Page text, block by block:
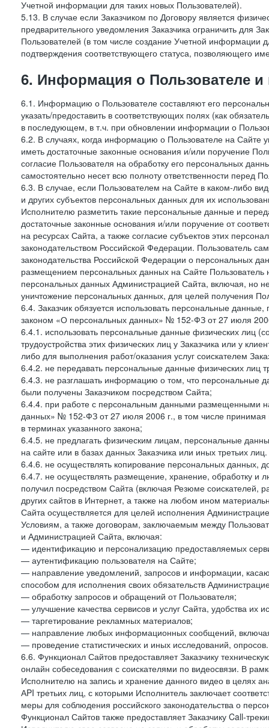
Учетной информации для таких новых Пользователей).
5.13. В случае если Заказчиком по Договору является
предварительного уведомления Заказчика ограничить для
Пользователей (в том числе создание Учетной информации
подтверждения соответствующего статуса, позволяющего
6. Информация о Пользователе
6.1. Информацию о Пользователе составляют его
указать/предоставить в соответствующих полях (как
в последующем, в т.ч. при обновлении информации о
6.2. В случаях, когда информацию о Пользователе на Сайте
иметь достаточные законные основания и/или поручение
согласие Пользователя на обработку его персональных
самостоятельно несет всю полноту ответственности перед
6.3. В случае, если Пользователем на Сайте в каком-либо
и других субъектов персональных данных для их
Исполнителю разметить такие персональные данные и
достаточные законные основания и/или поручение от
на ресурсах Сайта, а также согласие субъектов этих
законодательством Российской Федерации. Пользователь
законодательства Российской Федерации о персональных
размещением персональных данных на Сайте Пользователь
персональных данных Администрацией Сайта, включая, но
уничтожение персональных данных, для целей получения
6.4. Заказчик обязуется использовать персональные
законом «О персональных данных» № 152-ФЗ от 27 июля
6.4.1. использовать персональные данные физических лиц
трудоустройства этих физических лиц у Заказчика или у
либо для выполнения работ/оказания услуг соискателем
6.4.2. не передавать персональные данные физических лиц
6.4.3. не разглашать информацию о том, что персональные
были получены Заказчиком посредством Сайта;
6.4.4. при работе с персональным данными размещенными
данных» № 152-ФЗ от 27 июля 2006 г., в том числе принимая
в терминах указанного закона;
6.4.5. не предлагать физическим лицам, персональные
на сайте или в базах данных Заказчика или иных третьих лиц.
6.4.6. не осуществлять копирование персональных данных,
6.4.7. не осуществлять размещение, хранение, обработку и
получил посредством Сайта (включая Резюме
других сайтов в Интернет, а также на любом ином
Сайта осуществляется для целей исполнения
Условиям, а также договорам, заключаемым между
и Администрацией Сайта, включая:
— идентификацию и персонализацию предоставляемых
— аутентификацию пользователя на Сайте;
— направление уведомлений, запросов и информации,
способом для исполнения своих обязательств
— обработку запросов и обращений от Пользователя;
— улучшение качества сервисов и услуг Сайта, удобства их
— таргетирование рекламных материалов;
— направление любых информационных сообщений,
— проведение статистических и иных исследований, опросов.
6.6. Функционал Сайтов предоставляет Заказчику
онлайн собеседования с соискателями по видеосвязи. В
Исполнителю на запись и хранение данного видео в целях
АPI третьих лиц, с которыми Исполнитель заключает
меры для соблюдения российского законодательства о
Функционал Сайтов также предоставляет Заказчику Call-